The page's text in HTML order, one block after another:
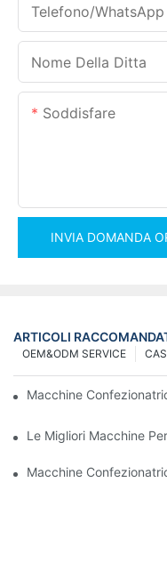
Telefono/WhatsApp
Nome Della Ditta
Soddisfare
INVIA DOMANDA
ARTICOLI
OEM&ODM SERVICE
Macchine
Le Migliori Macchine
Macchine